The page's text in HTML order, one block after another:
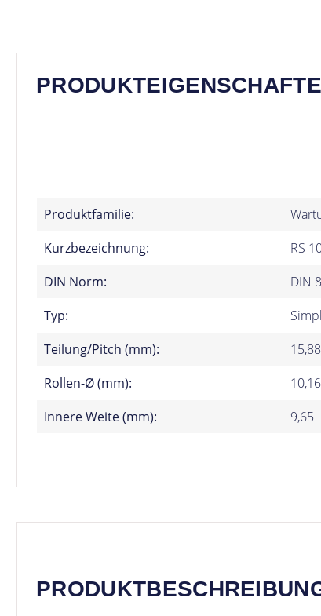
Produktfamilie:
Kurzbezeichnung:
RS
DIN Norm:
DIN
Typ:
Teilung/Pitch (mm):
15,88
Rollen-Ø (mm):
10,16
Innere Weite (mm):
9,65